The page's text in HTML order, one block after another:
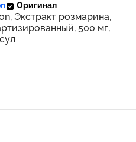
Оригинал
Экстракт розмарина,
500 мг,